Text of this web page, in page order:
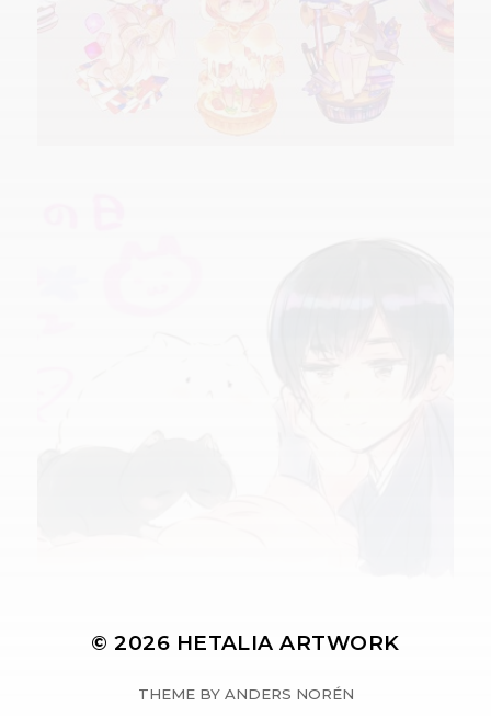
© 2026 HETALIA ARTWORK
THEME BY ANDERS NORÉN